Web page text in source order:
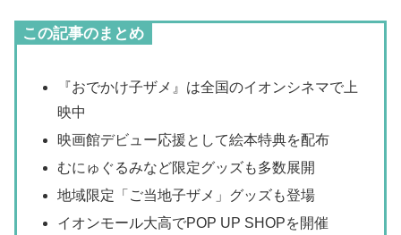
この記事のまとめ
『おでかけ子ザメ』は全国のイオンシネマで上
映中
映画館デビュー応援として絵本特典を配布
むにゅぐるみなど限定グッズも多数展開
地域限定「ご当地子ザメ」グッズも登場
イオンモール大高でPOP UP SHOPを開催